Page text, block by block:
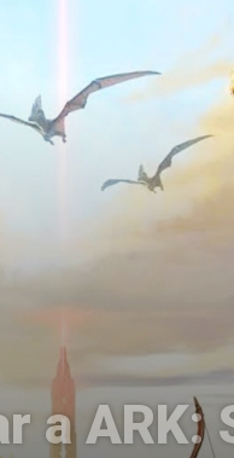
a ARK: